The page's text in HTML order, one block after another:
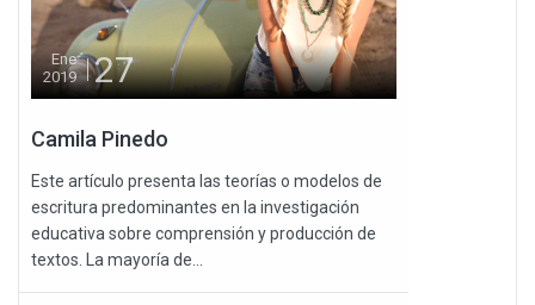
Ene
2019
27
Camila Pinedo
Este artículo presenta las teorías o modelos de
escritura predominantes en la investigación
educativa sobre comprensión y producción de
textos. La mayoría de...